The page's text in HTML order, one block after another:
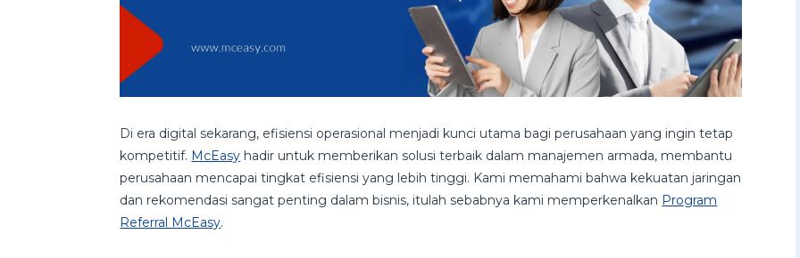
Di era digital sekarang, efisiensi operasional menjadi kunci utama bagi perusahaan yang ingin tetap
kompetitif. McEasy hadir untuk memberikan solusi terbaik dalam manajemen armada, membantu
perusahaan mencapai tingkat efisiensi yang lebih tinggi. Kami memahami bahwa kekuatan jaringan
dan rekomendasi sangat penting dalam bisnis, itulah sebabnya kami memperkenalkan Program
Referral McEasy.